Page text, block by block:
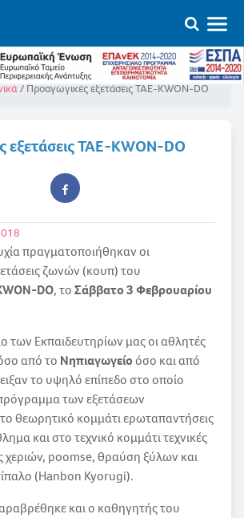
Προαγωγικές εξετάσεις TAE-KWON-DO
εξετάσεις TAE-KWON-DO
πραγματοποιήθηκαν οι
ζωνών (κουπ) του
DO, τοΣάββατο 3 Φεβρουαρίου
των Εκπαιδευτηρίων μας οι αθλητές
από το Νηπιαγωγείοόσο και από
το υψηλό επίπεδο στο οποίο
των εξετάσεων
θεωρητικό κομμάτι ερωταπαντήσεις
και στο τεχνικό κομμάτι τεχνικές
χεριών, poomse, θραύση ξύλων και
(Hanbon Kyorugi).
και ο καθηγητής του